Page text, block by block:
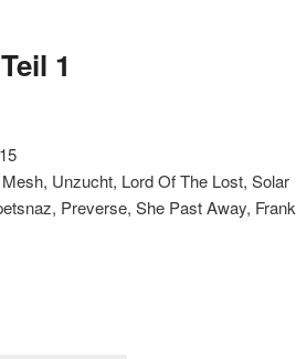
1
Unzucht, Lord Of The Lost, Solar
Preverse, She Past Away, Frank